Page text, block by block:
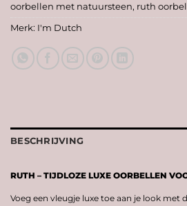
oorbellen met natuursteen, ruth
Merk: I'm Dutch
BESCHRIJVING
RUTH – TIJDLOZE LUXE OORBELLEN
Voeg een vleugje luxe toe aan je look met